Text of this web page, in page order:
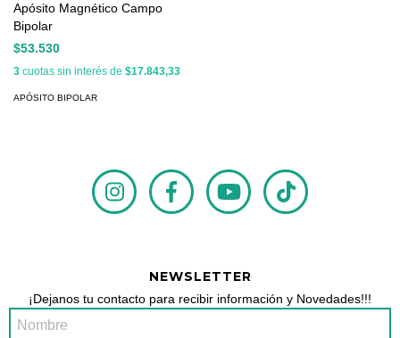
Apósito Magnético Campo
Bipolar
$53.530
3 cuotas sin interés de $17.843,33
APÓSITO BIPOLAR
NEWSLETTER
¡Dejanos tu contacto para recibir información y Novedades!!!